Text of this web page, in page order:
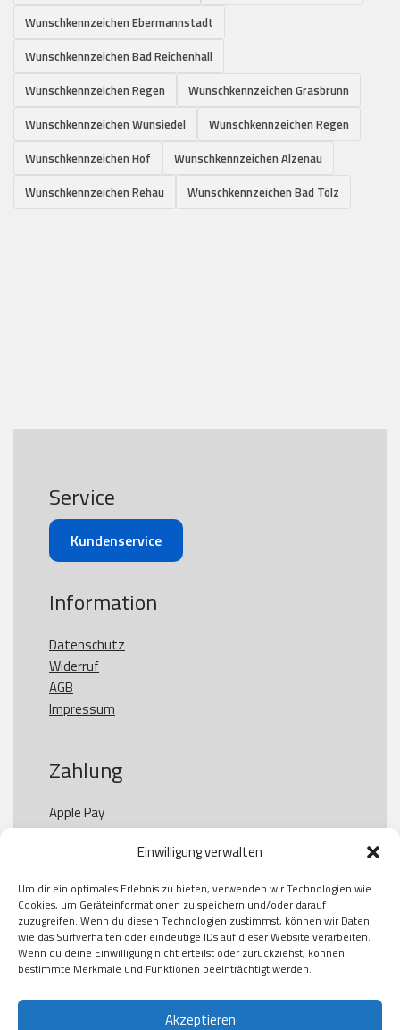
Einwilligung verwalten
Um dir ein optimales Erlebnis zu bieten, verwenden wir Technologien wie
Cookies, um Geräteinformationen zu speichern und/oder darauf
zuzugreifen. Wenn du diesen Technologien zustimmst, können wir Daten
wie das Surfverhalten oder eindeutige IDs auf dieser Website verarbeiten.
Wenn du deine Einwilligung nicht erteilst oder zurückziehst, können
bestimmte Merkmale und Funktionen beeinträchtigt werden.
Akzeptieren
Wunschkennzeichen Ebermannstadt
Wunschkennzeichen Bad Reichenhall
Wunschkennzeichen Regen
Wunschkennzeichen Grasbrunn
Wunschkennzeichen Wunsiedel
Wunschkennzeichen Regen
Wunschkennzeichen Hof
Wunschkennzeichen Alzenau
Wunschkennzeichen Rehau
Wunschkennzeichen Bad Tölz
Service
Kundenservice
Information
Datenschutz
Widerruf
AGB
Impressum
Zahlung
Apple Pay
Paypal
Kauf auf Rechung
Klarna
American Express